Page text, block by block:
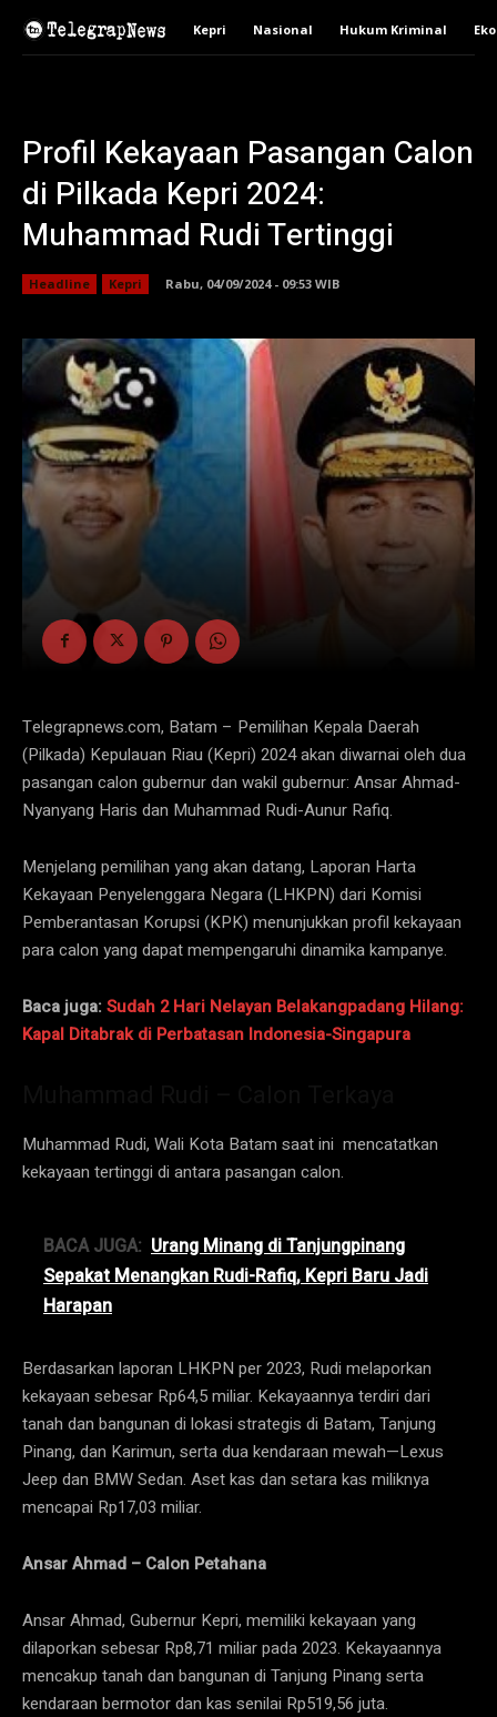
Kepri Nasional Hukum Kriminal
Profil Kekayaan Pasangan Calon
di Pilkada Kepri 2024:
Muhammad Rudi Tertinggi
Headline Kepri Rabu, 04/09/2024 - 09:53 WIB
Telegrapnews.com, Batam – Pemilihan Kepala Daerah
(Pilkada) Kepulauan Riau (Kepri) 2024 akan diwarnai oleh dua
pasangan calon gubernur dan wakil gubernur: Ansar Ahmad-
Nyanyang Haris dan Muhammad Rudi-Aunur Rafiq.
Menjelang pemilihan yang akan datang, Laporan Harta
Kekayaan Penyelenggara Negara (LHKPN) dari Komisi
Pemberantasan Korupsi (KPK) menunjukkan profil kekayaan
para calon yang dapat mempengaruhi dinamika kampanye.
Baca juga:Sudah 2 Hari Nelayan Belakangpadang Hilang:
Kapal Ditabrak di Perbatasan Indonesia-Singapura
Muhammad Rudi, Wali Kota Batam saat ini mencatatkan
kekayaan tertinggi di antara pasangan calon.
BACA JUGA: Urang Minang di Tanjungpinang
Sepakat Menangkan Rudi-Rafiq, Kepri Baru Jadi
Harapan
Berdasarkan laporan LHKPN per 2023, Rudi melaporkan
kekayaan sebesar Rp64,5 miliar. Kekayaannya terdiri dari
tanah dan bangunan di lokasi strategis di Batam, Tanjung
Pinang, dan Karimun, serta dua kendaraan mewah—Lexus
Jeep dan BMW Sedan. Aset kas dan setara kas miliknya
mencapai Rp17,03 miliar.
Ansar Ahmad – Calon Petahana
Ansar Ahmad, Gubernur Kepri, memiliki kekayaan yang
dilaporkan sebesar Rp8,71 miliar pada 2023. Kekayaannya
mencakup tanah dan bangunan di Tanjung Pinang serta
kendaraan bermotor dan kas senilai Rp519,56 juta.